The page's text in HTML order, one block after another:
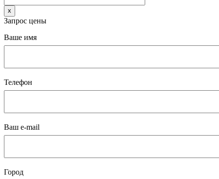
x
Запрос цены
Ваше имя
Телефон
Ваш e-mail
Город